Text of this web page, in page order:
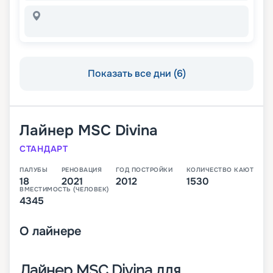
Показать все дни (6)
Лайнер MSC Divina
СТАНДАРТ
ПАЛУБЫ
18
РЕНОВАЦИЯ
2021
ГОД ПОСТРОЙКИ
2012
КОЛИЧЕСТВО КАЮТ
1530
ВМЕСТИМОСТЬ (ЧЕЛОВЕК)
4345
О лайнере